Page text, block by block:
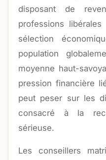
disposant de
professions
sélection
population
moyenne haut-
pression financière
peut peser sur les
consacré à la
sérieuse.
Les conseillers